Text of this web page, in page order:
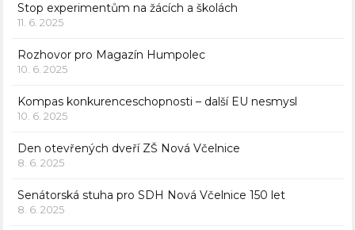
Stop experimentům na žácích a školách
11. 6. 2025
Rozhovor pro Magazín Humpolec
10. 6. 2025
Kompas konkurenceschopnosti – další EU nesmysl
10. 6. 2025
Den otevřených dveří ZŠ Nová Včelnice
8. 6. 2025
Senátorská stuha pro SDH Nová Včelnice 150 let
8. 6. 2025